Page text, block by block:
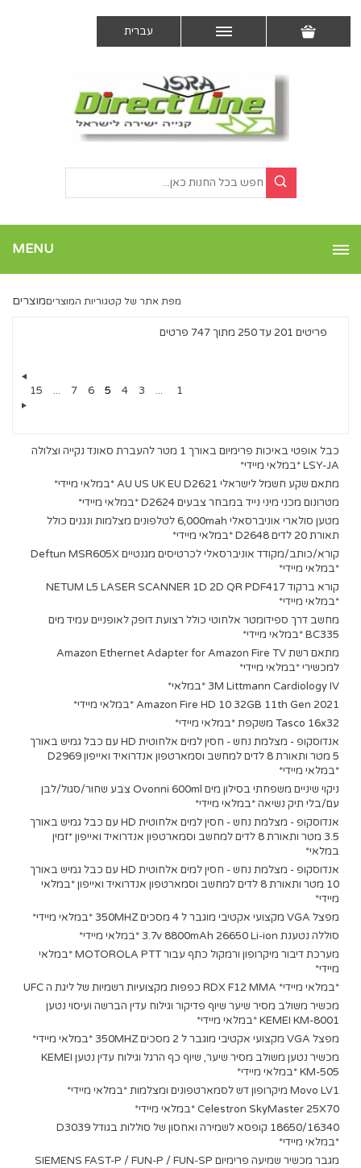
עברית
MENU
מוצריםמפת אתר של קטגוריות המוצרים
פריטים 201 עד 250 מתוך 747 פרטים
1
...
3
4
5
6
7
...
15
כבל אופטי באיכות פרימיום באורך 1 מטר להעברת סאונד נקייה וצלולה
LSY-JA *במלאי מיידי*
מתאם שקע חשמל לישראלי AU US UK EU D2621 *במלאי מיידי*
מטרונום מכני מיני נייד במבחר צבעים D2624 *במלאי מיידי*
מטען סולארי אוניברסאלי 6,000mah לטלפונים מצלמות ונגנים כולל
תאורת 20 לדים D2648 *במלאי מיידי*
קורא/כותב/מקודד אוניברסאלי לכרטיסים מגנטיים Deftun MSR605X
*במלאי מיידי*
קורא ברקוד NETUM L5 LASER SCANNER 1D 2D QR PDF417
*במלאי מיידי*
מחשב דרך ספידומטר אלחוטי כולל רצועת דופק לאופניים עמיד מים
BC335 *במלאי מיידי*
מתאם רשת Amazon Ethernet Adapter for Amazon Fire TV
למכשירי *במלאי מיידי*
3M Littmann Cardiology IV *במלאי*
Amazon Fire HD 10 32GB 11th Gen 2021 *במלאי מיידי*
Tasco 16x32 משקפת *במלאי מיידי*
אנדוסקופ - מצלמת נחש - חסין למים אלחוטית HD עם כבל גמיש באורך
5 מטר ותאורת 8 לדים למחשב וסמארטפון אנדרואיד ואייפון D2969
*במלאי מיידי*
ניקוי שיניים משפחתי בסילון מים Ovonni 600ml צבע שחור/סגול/לבן
עם/בלי תיק נשיאה *במלאי מיידי*
אנדוסקופ - מצלמת נחש - חסין למים אלחוטית HD עם כבל גמיש באורך
3.5 מטר ותאורת 8 לדים למחשב וסמארטפון אנדרואיד ואייפון *זמין
במלאי*
אנדוסקופ - מצלמת נחש - חסין למים אלחוטית HD עם כבל גמיש באורך
10 מטר ותאורת 8 לדים למחשב וסמארטפון אנדרואיד ואייפון *במלאי
מיידי*
מפצל VGA מקצועי אקטיבי מוגבר ל 4 מסכים 350MHZ *במלאי מיידי*
סוללה נטענת 3.7v 8800mAh 26650 Li-ion *במלאי מיידי*
מערכת דיבור מיקרופון ורמקול כתף עבור MOTOROLA PTT *במלאי
מיידי*
*במלאי מיידי* RDX F12 MMA כפפות מקצועיות רשמיות של ליגת ה UFC
מכשיר משולב מסיר שיער שיוף פדיקור וגילוח עדין הברשה ועיסוי נטען
KEMEI KM-8001 *במלאי מיידי*
מפצל VGA מקצועי אקטיבי מוגבר ל 2 מסכים 350MHZ *במלאי מיידי*
מכשיר נטען משולב מסיר שיער, שיוף כף הרגל וגילוח עדין נטען KEMEI
KM-505 *במלאי מיידי*
Movo LV1 מיקרופון דש לסמארטפונים ומצלמות *במלאי מיידי*
Celestron SkyMaster 25X70 *במלאי מיידי*
18650/16340 קופסא לשמירה ואחסון של סוללות בגודל D3039
*במלאי מיידי*
מגבר מכשיר שמיעה פרימיום SIEMENS FAST-P / FUN-P / FUN-SP